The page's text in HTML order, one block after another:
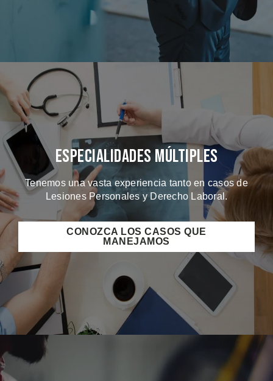
Especialidades Múltiples
Tenemos una vasta experiencia tanto en casos de
Lesiones Personales y Derecho Laboral.
CONOZCA LOS CASOS QUE
MANEJAMOS